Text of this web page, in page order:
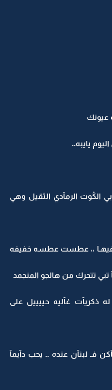
عيونك
يايبه..
الكُوت الرمآدي الثقيل وهي
،، عطست عطسه خفيفه
تبي تتحرك من هالجو المنجمد
ذكريآت غآليه حييييل على
فـ لبنآن عنده .. يحب دآيمآ